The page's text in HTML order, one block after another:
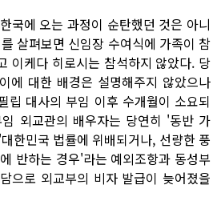
국에 오는 과정이 순탄했던 것은 아니
살펴보면 신임장 수여식에 가족이 참
이케다 히로시는 참석하지 않았다. 당
에 대한 배경은 설명해주지 않았으나
립 대사의 부임 이후 수개월이 소요되
외교관의 배우자는 당연히 '동반 가
한민국 법률에 위배되거나, 선량한 풍
반하는 경우'라는 예외조항과 동성부
으로 외교부의 비자 발급이 늦어졌을